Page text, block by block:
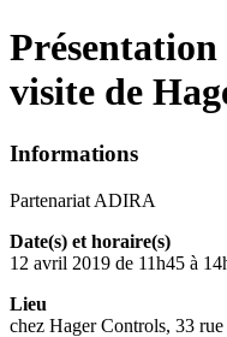
visite de
Informations
Partenariat ADIRA
Date(s) et horaire(s)
12 avril 2019 de 11h45 à
Lieu
chez Hager Controls, 33